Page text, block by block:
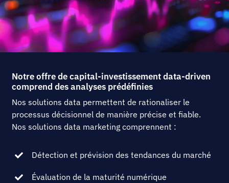
Notre offre de capital-investissement data-driven
comprend des analyses prédéfinies
Nos solutions data permettent de rationaliser le
processus décisionnel de manière précise et fiable.
Nos solutions data marketing comprennent :
Détection et prévision des tendances du marché
Évaluation de la maturité numérique